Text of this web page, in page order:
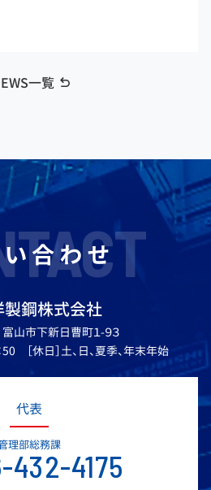
一覧
合わせ
鋼株式会社
山市下新日曹町１-９３
50 ［休日］土、日、夏季、年末年始
代表
理部総務課
4175